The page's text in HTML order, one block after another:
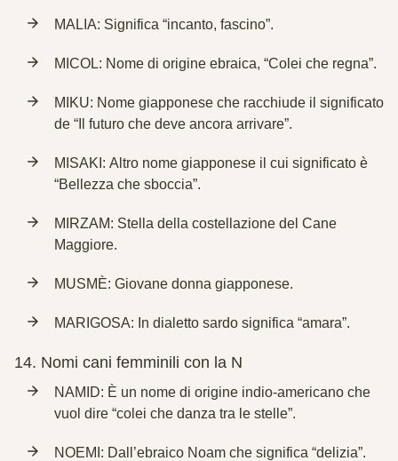
MALIA: Significa “incanto, fascino”.
MICOL: Nome di origine ebraica, “Colei che regna”.
MIKU: Nome giapponese che racchiude il significato
de “Il futuro che deve ancora arrivare”.
MISAKI: Altro nome giapponese il cui significato è
“Bellezza che sboccia”.
MIRZAM: Stella della costellazione del Cane
Maggiore.
MUSMÈ: Giovane donna giapponese.
MARIGOSA: In dialetto sardo significa “amara”.
14. Nomi cani femminili con la N
NAMID: È un nome di origine indio-americano che
vuol dire “colei che danza tra le stelle”.
NOEMI: Dall’ebraico Noam che significa “delizia”.